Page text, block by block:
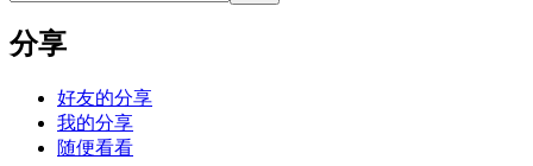
分享
好友的分享
我的分享
随便看看